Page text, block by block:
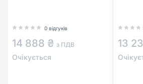
0 відгуків
14 888 ₴ з ПДВ
Очікується
13